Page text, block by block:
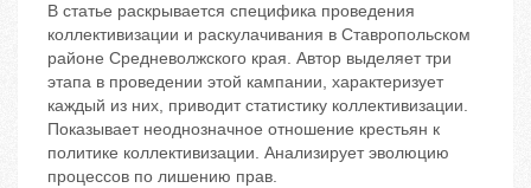
В статье раскрывается специфика проведения
коллективизации и раскулачивания в Ставропольском
районе Средневолжского края. Автор выделяет три
этапа в проведении этой кампании, характеризует
каждый из них, приводит статистику коллективизации.
Показывает неоднозначное отношение крестьян к
политике коллективизации. Анализирует эволюцию
процессов по лишению прав.